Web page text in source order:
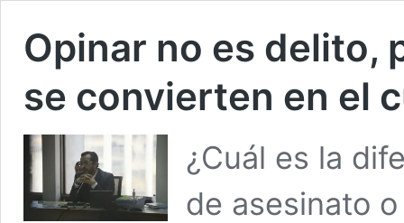
Opinar no es delito,
se convierten en el
¿Cuál es la
de asesinato